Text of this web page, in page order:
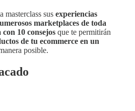
masterclass sus experiencias
marketplaces de toda
con 10 consejos que te permitirán
de tu ecommerce en un
posible.